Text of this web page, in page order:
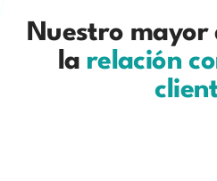
Nuestro mayor
la relación